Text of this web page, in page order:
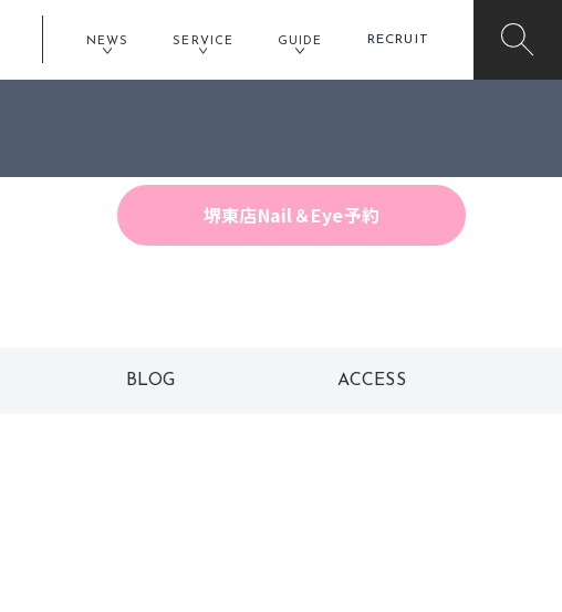
NEWS SERVICE GUIDE RECRUIT
堺東店Nail＆Eye予約
BLOG ACCESS